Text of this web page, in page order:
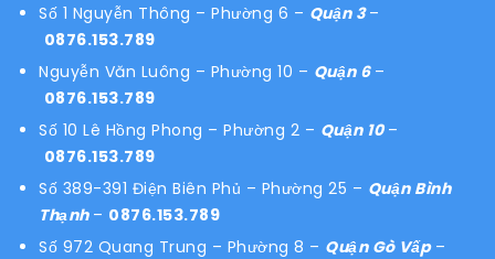
Số 1 Nguyễn Thông – Phường 6 – Quận 3–
0876.153.789
Nguyễn Văn Luông – Phường 10 – Quận 6 –
0876.153.789
Số 10 Lê Hồng Phong – Phường 2 – Quận 10 –
0876.153.789
Số 389-391 Điện Biên Phủ – Phường 25 – Quận Bình
Thạnh – 0876.153.789
Số 972 Quang Trung – Phường 8 – Quận Gò Vấp –